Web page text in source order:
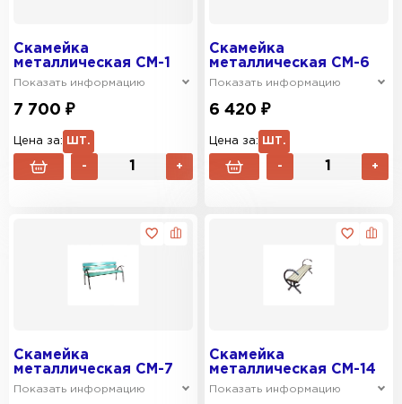
Скамейка
металлическая СМ-1
Показать информацию
7 700 ₽
Цена за: ШТ.
- +
Скамейка
металлическая СМ-6
Показать информацию
6 420 ₽
Цена за: ШТ.
- +
Скамейка
металлическая СМ-7
Показать информацию
Скамейка
металлическая СМ-14
Показать информацию